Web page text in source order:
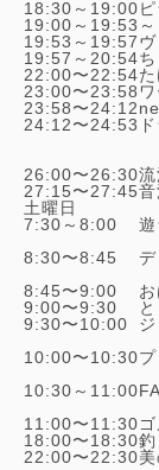
18:30～19:00
19:00～19:53
19:53～19:57
19:57～20:54
22:00〜22:54
23:00〜23:58
23:58〜24:12
24:12〜24:53
26:00〜26:30
27:15〜27:45
土曜日
7:30～8:00
8:30〜8:45
8:45〜9:00
9:00〜9:30
9:30〜10:00
10:00〜10:30
10:30～11:00
11:00〜11:30
18:00〜18:30
22:00〜22:30